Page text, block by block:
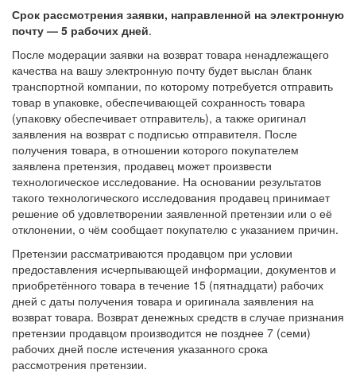
Срок рассмотрения заявки, направленной на электронную
почту — 5 рабочих дней.
После модерации заявки на возврат товара ненадлежащего
качества на вашу электронную почту будет выслан бланк
транспортной компании, по которому потребуется отправить
товар в упаковке, обеспечивающей сохранность товара
(упаковку обеспечивает отправитель), а также оригинал
заявления на возврат с подписью отправителя. После
получения товара, в отношении которого покупателем
заявлена претензия, продавец может произвести
технологическое исследование. На основании результатов
такого технологического исследования продавец принимает
решение об удовлетворении заявленной претензии или о её
отклонении, о чём сообщает покупателю с указанием причин.
Претензии рассматриваются продавцом при условии
предоставления исчерпывающей информации, документов и
приобретённого товара в течение 15 (пятнадцати) рабочих
дней с даты получения товара и оригинала заявления на
возврат товара. Возврат денежных средств в случае признания
претензии продавцом производится не позднее 7 (семи)
рабочих дней после истечения указанного срока
рассмотрения претензии.